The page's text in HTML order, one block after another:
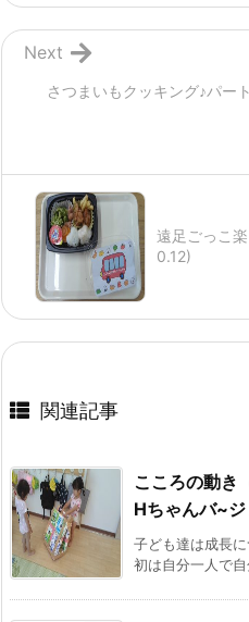
さつまいもクッキング♪パー
Next
遠足ごっこ
0.12)
関連記事
こころの動き
Hちゃんバ~
子ども達は成長
初は自分一人で